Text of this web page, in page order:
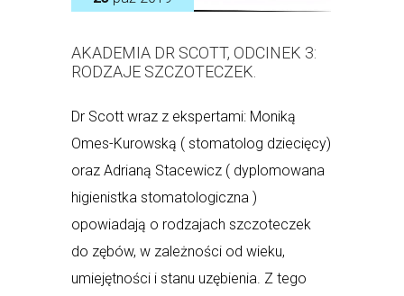
AKADEMIA DR SCOTT, ODCINEK 3:
RODZAJE SZCZOTECZEK.
Dr Scott wraz z ekspertami: Moniką
Omes-Kurowską ( stomatolog dziecięcy)
oraz Adrianą Stacewicz ( dyplomowana
higienistka stomatologiczna )
opowiadają o rodzajach szczoteczek
do zębów, w zależności od wieku,
umiejętności i stanu uzębienia. Z tego